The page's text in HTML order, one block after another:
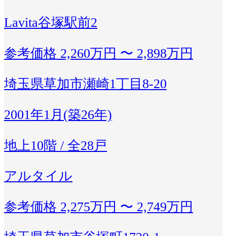
Lavita谷塚駅前2
参考価格 2,260万円 〜 2,898万円
埼玉県草加市瀬崎1丁目8-20
2001年1月(築26年)
地上10階 / 全28戸
アルタイル
参考価格 2,275万円 〜 2,749万円